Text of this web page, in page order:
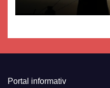
Portal informativ